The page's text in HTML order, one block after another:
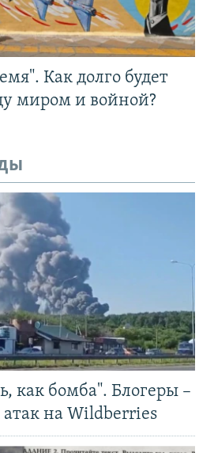
Как долго будет
миром и войной?
как бомба". Блогеры –
атак на Wildberries